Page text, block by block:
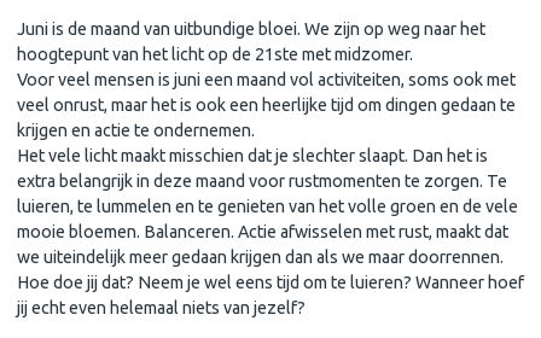
Juni is de maand van uitbundige bloei. We zijn op weg naar het
hoogtepunt van het licht op de 21ste met midzomer.
Voor veel mensen is juni een maand vol activiteiten, soms ook met
veel onrust, maar het is ook een heerlijke tijd om dingen gedaan te
krijgen en actie te ondernemen.
Het vele licht maakt misschien dat je slechter slaapt. Dan het is
extra belangrijk in deze maand voor rustmomenten te zorgen. Te
luieren, te lummelen en te genieten van het volle groen en de vele
mooie bloemen. Balanceren. Actie afwisselen met rust, maakt dat
we uiteindelijk meer gedaan krijgen dan als we maar doorrennen.
Hoe doe jij dat? Neem je wel eens tijd om te luieren? Wanneer hoef
jij echt even helemaal niets van jezelf?